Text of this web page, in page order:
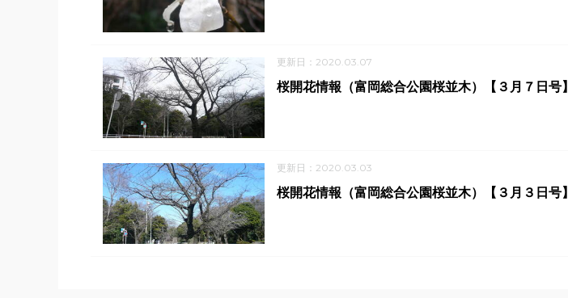
更新日：2020.03.07
桜開花情報（富岡総合公園桜並木）【３月７日号】
更新日：2020.03.03
桜開花情報（富岡総合公園桜並木）【３月３日号】